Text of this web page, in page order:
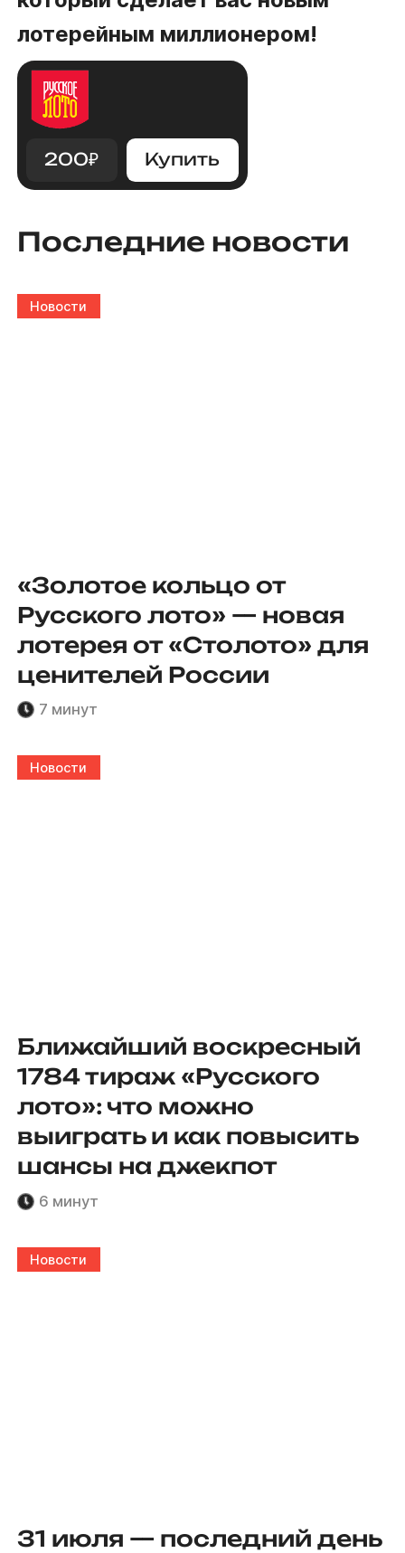
лотерейным миллионером!
200₽ Купить
Последние новости
Новости
«Золотое кольцо от
Русского лото» — новая
лотерея от «Столото» для
ценителей России
7 минут
Новости
Ближайший воскресный
1784 тираж «Русского
лото»: что можно
выиграть и как повысить
шансы на джекпот
6 минут
Новости
31 июля — последний день